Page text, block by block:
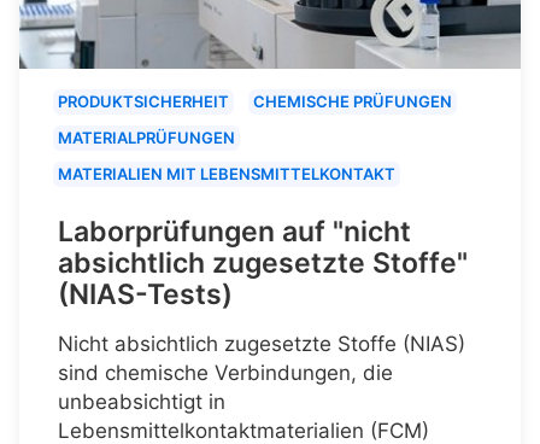
PRODUKTSICHERHEIT
CHEMISCHE PRÜFUNGEN
MATERIALPRÜFUNGEN
MATERIALIEN MIT LEBENSMITTELKONTAKT
Laborprüfungen auf "nicht
absichtlich zugesetzte Stoffe"
(NIAS-Tests)
Nicht absichtlich zugesetzte Stoffe (NIAS)
sind chemische Verbindungen, die
unbeabsichtigt in
Lebensmittelkontaktmaterialien (FCM)